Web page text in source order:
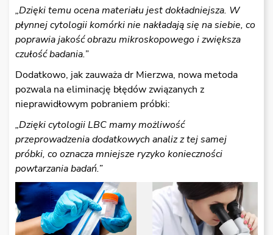
„Dzięki temu ocena materiału jest dokładniejsza. W
płynnej cytologii komórki nie nakładająsię na siebie, co
poprawia jakośćobrazu mikroskopowego i zwiększa
czułośćbadania.”
Dodatkowo, jak zauważa dr Mierzwa, nowa metoda
pozwala na eliminację błędów związanych z
nieprawidłowym pobraniem próbki:
„Dzięki cytologii LBC mamy możliwość
przeprowadzenia dodatkowych analiz z tej samej
próbki, co oznacza mniejsze ryzyko konieczności
powtarzania badań.”